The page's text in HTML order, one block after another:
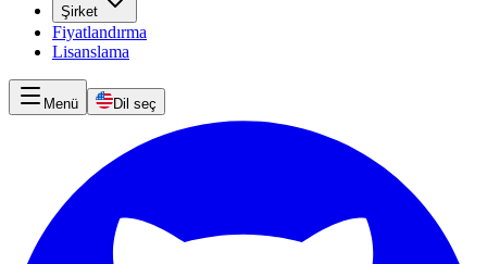
Şirket
Fiyatlandırma
Lisanslama
Menü Dil seç